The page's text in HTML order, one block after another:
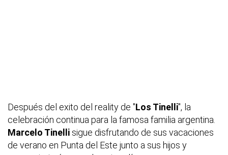
Después del exito del reality de "Los Tinelli", la
celebración continua para la famosa familia argentina.
Marcelo Tinelli sigue disfrutando de sus vacaciones
de verano en Punta del Este junto a sus hijos y